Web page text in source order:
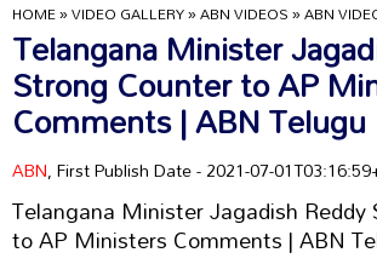
HOME»VIDEO GALLERY»ABN VIDEOS»ABN
Telangana Minister
Strong Counter to AP
Comments | ABN Telugu
ABN, First Publish Date - 2021-07-
Telangana Minister Jagadish
to AP Ministers Comments | ABN